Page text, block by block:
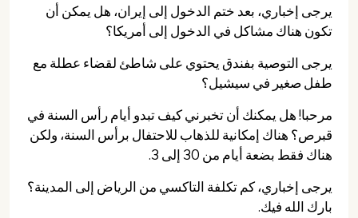
يرجى إخباري، بعد ختم الدخول إلى إيران، هل يمكن أن
تكون هناك مشاكل في الدخول إلى أمريكا؟
يرجى التوصية بفندق يحتوي على شاطئ لقضاء عطلة مع
طفل صغير في سيشيل؟
مرحبا! هل يمكنك أن تخبرني كيف تبدو أيام رأس السنة في
قبرص؟ هناك إمكانية للذهاب للاحتفال برأس السنة، ولكن
هناك فقط بضعة أيام من 30 إلى 3.
يرجى إخباري، كم تكلفة التاكسي من الرياض إلى المدينة؟
بارك الله فيك.